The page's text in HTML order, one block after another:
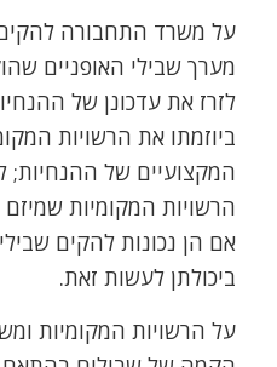
על משרד התחבורה
מערך שבילי האופניים
לזרז את עדכונן של
ביוזמתו את הרשויות
המקצועיים של ההנחיות;
הרשויות המקומיות
אם הן נכונות להקים
ביכולתן לעשות זאת.
על הרשויות המקומיות